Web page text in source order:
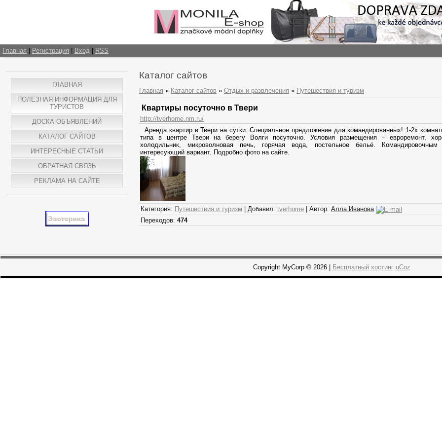
Главная Регистрация Вход RSS
ГЛАВНАЯ
ПОЛЕЗНАЯ ИНФОРМАЦИЯ ДЛЯ
ТУРИСТОВ
ДОСКА ОБЪЯВЛЕНИЙ
КАТАЛОГ САЙТОВ
ИНТЕРЕСНЫЕ СТАТЬИ
ОБРАТНАЯ СВЯЗЬ
РЕКЛАМА НА САЙТЕ
Каталог сайтов
Главная » Каталог сайтов » Отдых и развлечения » Путешествия и туризм
Квартиры посуточно в Твери
http://tverhome.nm.ru/
Аренда квартир в Твери на сутки. Специальное предложение для командированных! 1-2х
типа в центре Твери на берегу Волги посуточно. Условия размещения – евроремонт,
холодильник, микроволновая печь, горячая вода, постельное бельё.
интересующий вариант. Подробно фото на сайте.
Категория: Путешествия и туризм | Добавил: tverhome | Автор: Алла Иванова
Переходов: 474
Copyright MyCorp © 2026 | Бесплатный хостинг uCoz